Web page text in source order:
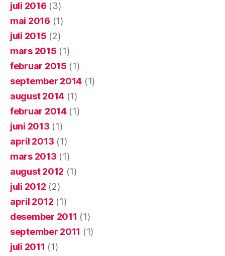
juli 2016 (3)
mai 2016 (1)
juli 2015 (2)
mars 2015 (1)
februar 2015 (1)
september 2014 (1)
august 2014 (1)
februar 2014(1)
juni 2013 (1)
april 2013 (1)
mars 2013 (1)
august 2012 (1)
juli 2012 (2)
april 2012 (1)
desember 2011 (1)
september 2011 (1)
juli 2011 (1)